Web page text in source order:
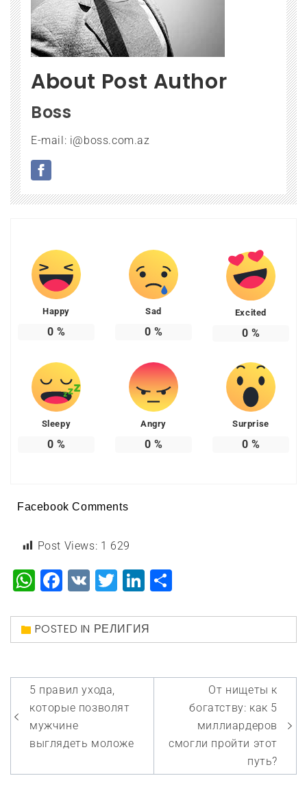
About Post Author
Boss
E-mail: i@boss.com.az
Happy
0 %
Sad
0 %
Excited
0 %
Sleepy
0 %
Angry
0 %
Surprise
0 %
Facebook Comments
Post Views: 1 629
WhatsApp
Facebook
VK TwitterLinkedIn
POSTED IN РЕЛИГИЯ
Навигация
по
записям
5 правил ухода,
которые позволят
мужчине
выглядеть моложе
От нищеты к
богатству: как 5
миллиардеров
смогли пройти этот
путь?